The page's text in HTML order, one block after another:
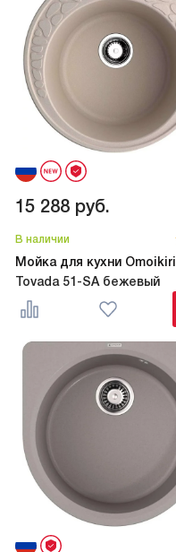
В наличии
Мойка для кухни Omoikiri
Tovada 51-SA бежевый
15 288 руб.